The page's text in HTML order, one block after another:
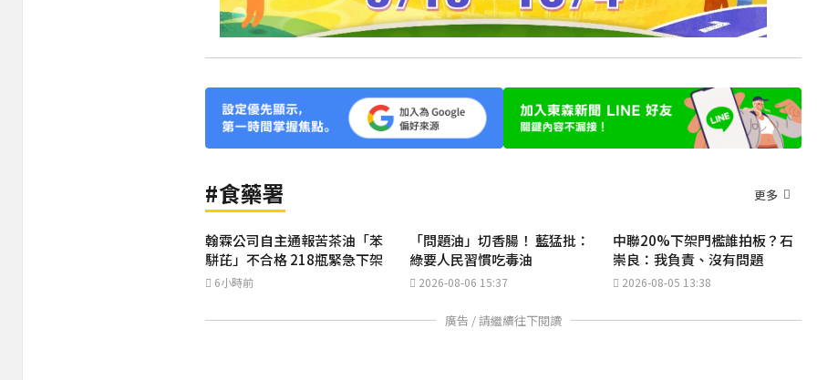
#食藥署 更多
翰霖公司自主通報苦茶油「苯
駢芘」不合格 218瓶緊急下架
6小時前
「問題油」切香腸！ 藍猛批：
綠要人民習慣吃毒油
2026-08-06 15:37
中聯20%下架門檻誰拍板？石
崇良：我負責、沒有問題
2026-08-05 13:38
廣告 / 請繼續往下閱讀